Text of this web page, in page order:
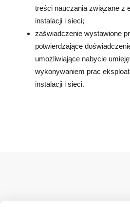
treści nauczania związane z
instalacji i sieci;
zaświadczenie wystawione
potwierdzające
umożliwiające nabycie
wykonywaniem prac
instalacji i sieci.